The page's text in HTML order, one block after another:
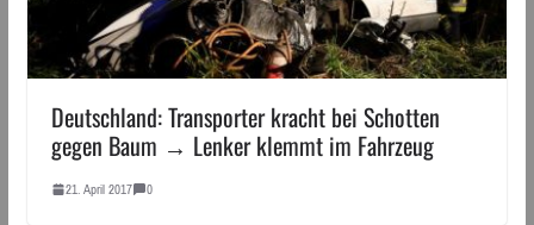
Deutschland: Transporter kracht bei Schotten
gegen Baum → Lenker klemmt im Fahrzeug
21. April 2017 0